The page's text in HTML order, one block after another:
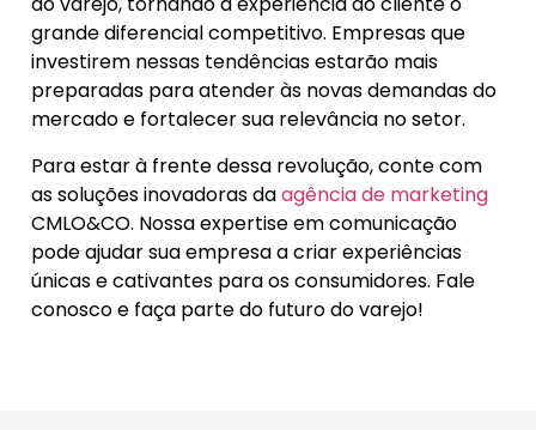
grande diferencial competitivo. Empresas que
investirem nessas tendências estarão mais
preparadas para atender às novas demandas do
mercado e fortalecer sua relevância no setor.
Para estar à frente dessa revolução, conte com
as soluções inovadoras daagência de marketing
CMLO&CO. Nossa expertise em comunicação
pode ajudar sua empresa a criar experiências
únicas e cativantes para os consumidores. Fale
conosco e faça parte do futuro do varejo!